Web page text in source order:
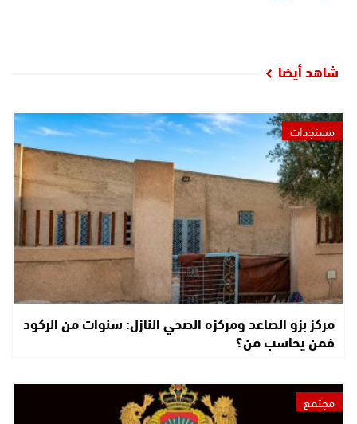
شاهد أيضا
مستجدات
مركز بزو الصاعد ومركزه الصحي النازل: سنوات من الركود
فمن يحاسب من؟
مجتمع